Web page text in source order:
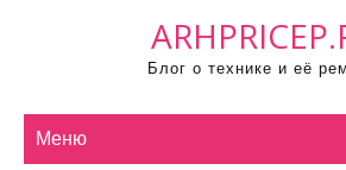
Блог о технике и её
Меню